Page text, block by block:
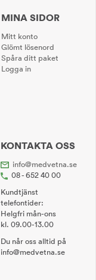
MINA SIDOR
Mitt konto
Glömt lösenord
Spåra ditt paket
Logga in
KONTAKTA OSS
info@medvetna.se
08 - 652 40 00
Kundtjänst
telefontider:
Helgfri mån-ons
kl. 09.00-13.00
Du når oss alltid på
info@medvetna.se